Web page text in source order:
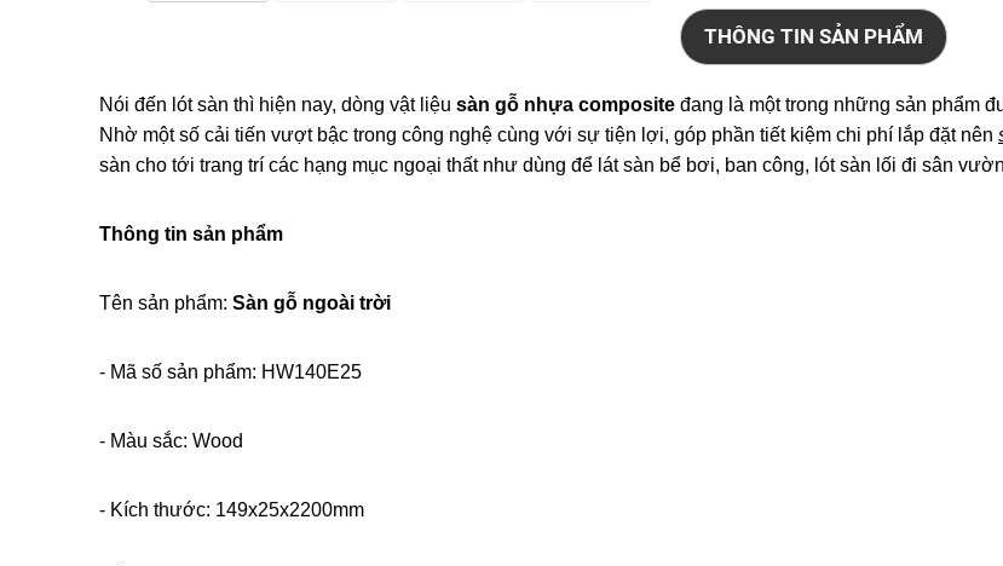
THÔNG TIN SẢN PHẨM
Nói đến lót sàn thì hiện nay, dòng vật liệu sàn gỗ nhựa composite đang là một trong những sản phẩm
Nhờ một số cải tiến vượt bậc trong công nghệ cùng với sự tiện lợi, góp phần tiết kiệm chi phí lắp đặt nên
sàn cho tới trang trí các hạng mục ngoại thất như dùng để lát sàn bể bơi, ban công, lót sàn lối đi sân
Thông tin sản phẩm
Tên sản phẩm: Sàn gỗ ngoài trời
- Mã số sản phẩm: HW140E25
- Màu sắc: Wood
- Kích thước: 149x25x2200mm